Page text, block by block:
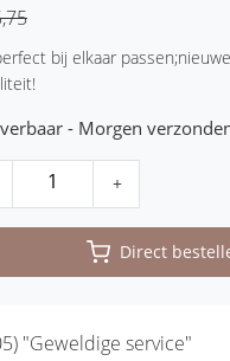
bij elkaar
- Morgen
+
Direct
"Geweldige service"